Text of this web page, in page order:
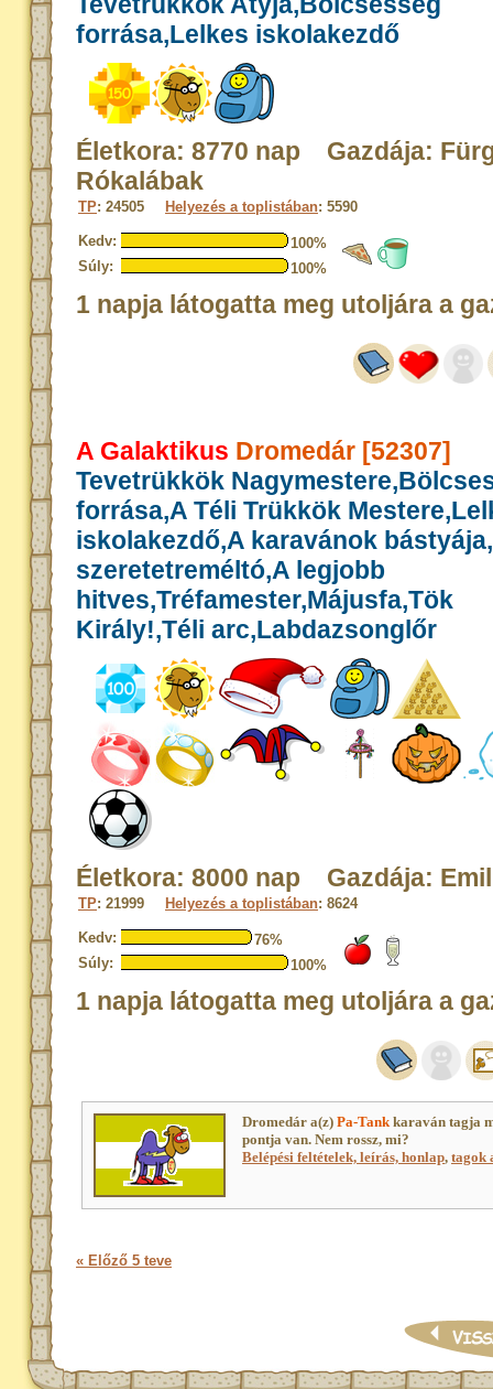
forrása,Lelkes iskolakezdő
Életkora: 8770 nap Gazdája:
Rókalábak
TP: 24505 Helyezés a toplistában: 5590
Kedv:
100%
Súly:
100%
1 napja látogatta meg utoljára a
A Galaktikus Dromedár [52307]
Tevetrükkök
forrása,A Téli Trükkök
iskolakezdő,A karavánok
szeretetreméltó,A legjobb
hitves,Tréfamester,Májusfa,Tök
Király!,Téli arc,Labdazsonglőr
Életkora: 8000 nap Gazdája: Emil
TP: 21999 Helyezés a toplistában: 8624
Kedv:
76%
Súly:
100%
1 napja látogatta meg utoljára a
Dromedár a(z) Pa-Tankkaraván tagja
pontja van. Nem rossz, mi?
Belépési feltételek, leírás, honlap, tagok
« Előző 5 teve